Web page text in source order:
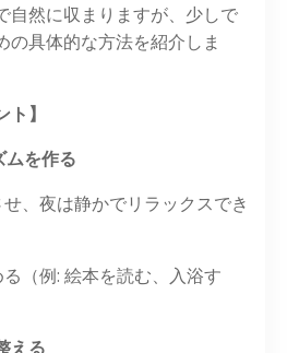
自然に収まりますが、少しで
の具体的な方法を紹介しま
】
ムを作る
、夜は静かでリラックスでき
（例: 絵本を読む、入浴す
える